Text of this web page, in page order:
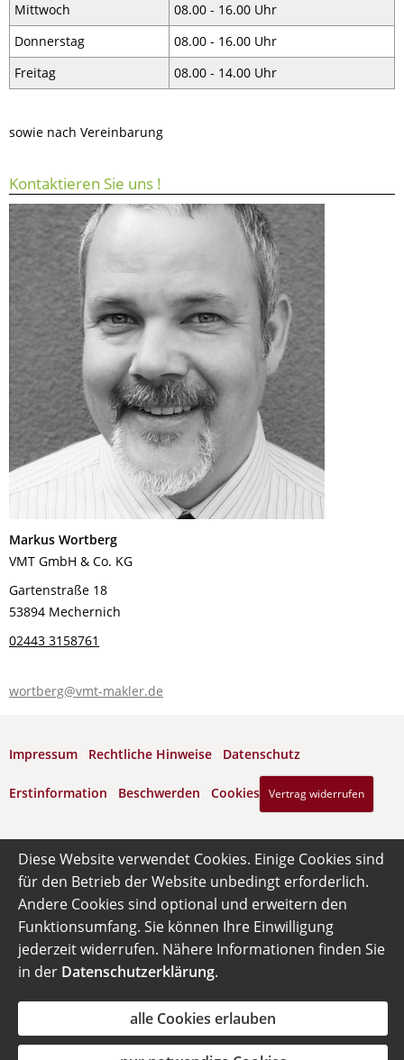
Mittwoch
08.00 - 16.00 Uhr
Donnerstag
08.00 - 16.00 Uhr
Freitag
08.00 - 14.00 Uhr
sowie nach Vereinbarung
Kontaktieren Sie uns !
Markus Wortberg
VMT GmbH & Co. KG
Gartenstraße 18
53894 Mechernich
02443 3158761
wortberg@vmt-makler.de
Impressum Rechtliche Hinweise Datenschutz
Erstinformation Beschwerden Cookies Vertrag widerrufen
Diese Website verwendet Cookies. Einige Cookies sind
für den Betrieb der Website unbedingt erforderlich.
Andere Cookies sind optional und erweitern den
Funktionsumfang. Sie können Ihre Einwilligung
jederzeit widerrufen. Nähere Informationen finden Sie
in der Datenschutzerklärung.
alle Cookies erlauben